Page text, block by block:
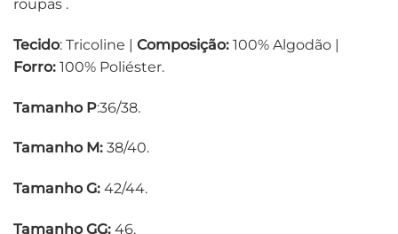
roupas .
Tecido: Tricoline | Composição: 100% Algodão |
Forro: 100% Poliéster.
Tamanho P:36/38.
Tamanho M: 38/40.
Tamanho G: 42/44.
Tamanho GG: 46.